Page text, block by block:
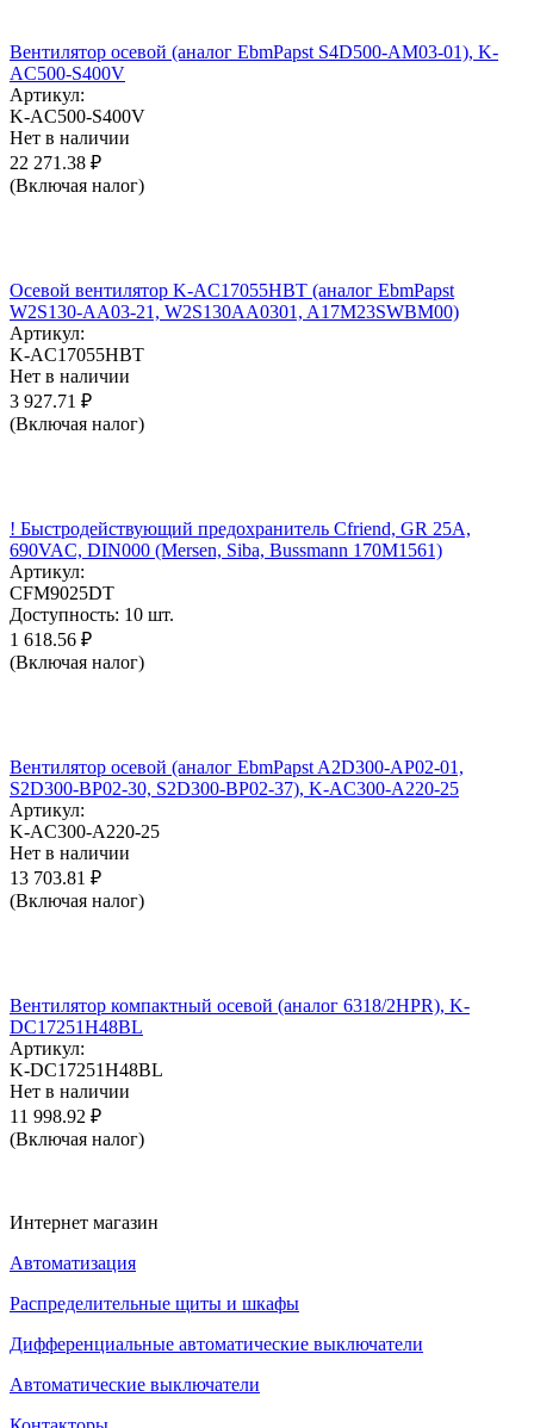
Вентилятор осевой (аналог EbmPapst S4D500-AM03-01), K-
AC500-S400V
Артикул:
K-AC500-S400V
Нет в наличии
22 271.38 ₽
(Включая налог)
Осевой вентилятор K-AC17055HBT (аналог EbmPapst
W2S130-AA03-21, W2S130AA0301, A17M23SWBM00)
Артикул:
K-AC17055HBT
Нет в наличии
3 927.71 ₽
(Включая налог)
! Быстродействующий предохранитель Cfriend, GR 25А,
690VAC, DIN000 (Mersen, Siba, Bussmann 170M1561)
Артикул:
CFM9025DT
Доступность: 10 шт.
1 618.56 ₽
(Включая налог)
Вентилятор осевой (аналог EbmPapst A2D300-AP02-01,
S2D300-BP02-30, S2D300-BP02-37), K-AC300-A220-25
Артикул:
K-AC300-A220-25
Нет в наличии
13 703.81 ₽
(Включая налог)
Вентилятор компактный осевой (аналог 6318/2HPR), K-
DC17251H48BL
Артикул:
K-DC17251H48BL
Нет в наличии
11 998.92 ₽
(Включая налог)
Интернет магазин
Автоматизация
Распределительные щиты и шкафы
Дифференциальные автоматические выключатели
Автоматические выключатели